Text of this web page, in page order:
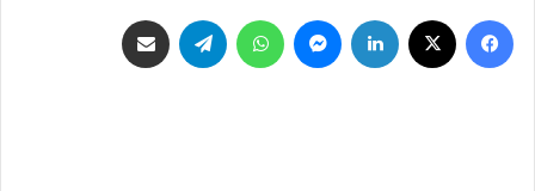
فيسبوك لينكدإن ماسنجر واتساب تيلقرام